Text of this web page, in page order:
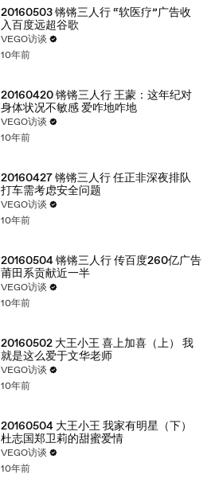
20160503 锵锵三人行 “软医疗”广告收
入百度远超谷歌
VEGO访谈
10年前
20160420 锵锵三人行 王蒙：这年纪对
身体状况不敏感 爱咋地咋地
VEGO访谈
10年前
20160427 锵锵三人行 任正非深夜排队
打车需考虑安全问题
VEGO访谈
10年前
20160504 锵锵三人行 传百度260亿广告
莆田系贡献近一半
VEGO访谈
10年前
20160502 大王小王 喜上加喜（上） 我
就是这么爱于文华老师
VEGO访谈
10年前
20160504 大王小王 我家有明星（下）
杜志国郑卫莉的甜蜜爱情
VEGO访谈
10年前